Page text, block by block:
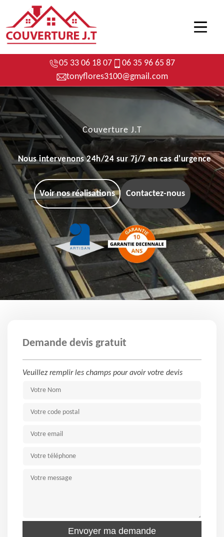
05 33 06 18 07
06 35 96 65 87
tonyflores3100@gmail.com
Couverture J.T
Nous intervenons 24h/24 sur 7j/7 en cas d'urgence
Voir nos réalisations Contactez-nous
Demande devis gratuit
Veuillez remplir les champs pour avoir votre devis